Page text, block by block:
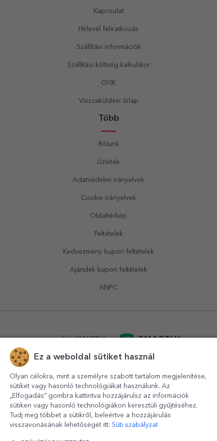
Kapcsolat
Hírlevél feliratkozás
Szállítási információk
Szállítási költség kalkulátor
GYIK
Visszaküldési űrlap
Több
Rólunk
Üzletek
Adatvédelmi irányelvek
Cookie irányelvek
Oldaltérkép
Feltételek
Kedvezmény kupon feltételek
Ajándék kupon feltételek
ANPC
powered bySMARTLY.ro
Ez a weboldal sütiket használ
Olyan célokra, mint a személyre szabott tartalom megjelenítése,
sütiket vagy hasonló technológiákat használunk. Az
„Elfogadás” gombra kattintva hozzájárulsz az információk
sütiken vagy hasonló technológiákon keresztüli gyűjtéséhez.
Tudj meg többet a sütikről, beleértve a hozzájárulás
visszavonásának lehetőségét itt: Süti szabályzat